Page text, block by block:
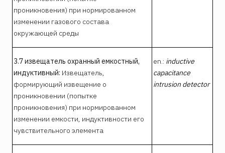
проникновения) при нормированном
изменении газового состава
окружающей среды
3.7 извещатель охранный емкостный,
индуктивный: Извещатель,
формирующий извещение о
проникновении (попытке
проникновения) при нормированном
изменении емкости, индуктивности его
чувствительного элемента
en.: inductive
capacitance
intrusion detector